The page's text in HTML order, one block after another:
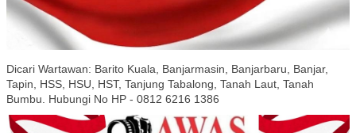
Dicari Wartawan: Barito Kuala, Banjarmasin, Banjarbaru, Banjar,
Tapin, HSS, HSU, HST, Tanjung Tabalong, Tanah Laut, Tanah
Bumbu. Hubungi No HP - 0812 6216 1386